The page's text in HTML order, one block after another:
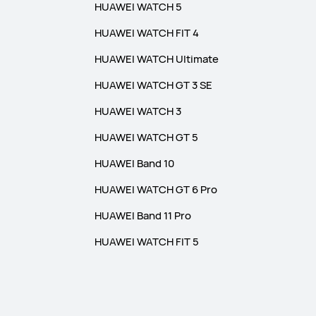
HUAWEI WATCH 5
HUAWEI WATCH FIT 4
HUAWEI WATCH Ultimate
HUAWEI WATCH GT 3 SE
HUAWEI WATCH 3
HUAWEI WATCH GT 5
HUAWEI Band 10
HUAWEI WATCH GT 6 Pro
HUAWEI Band 11 Pro
HUAWEI WATCH FIT 5